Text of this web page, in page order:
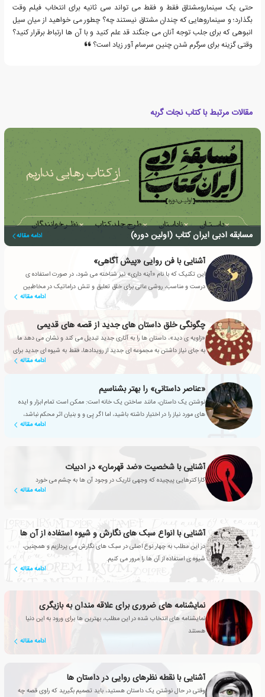
حتی یک سینمارومشتاق فقط و فقط می تواند سی ثانیه برای انتخاب فیلم وقت
بگذارد؛ و سینماروهایی که چندان مشتاق نیستند چه؟ چطور می خواهید از میان سیل
انبوهی که برای جلب توجه آنان می جنگند قد علم کنید و با آن ها ارتباط برقرار کنید؟
وقتی گزینه برای سرگرم شدن چنین سرسام آور زیاد است؟
مقالات مرتبط با کتاب نجات گربه
مسابقه ادبی ایران کتاب (اولین دوره) ادامه مقاله
آشنایی با فن روایی «پیش آگاهی»
این تکنیک که با نام «آینه داری» نیز شناخته می شود، در صورت استفاده ی
درست و مناسب، روشی عالی برای خلق تعلیق و تنش دراماتیک در مخاطبین
ادامه مقاله
چگونگی خلق داستان های جدید از قصه های قدیمی
«زاویه ی دید»، داستان ها را به آثاری جدید تبدیل می کند و نشان می دهد ما
به جای نیاز داشتن به مجموعه ای جدید از رویدادها، فقط به شیوه ای جدید برای
ادامه مقاله
«عناصر داستانی» را بهتر بشناسیم
نوشتن یک داستان، مانند ساختن یک خانه است: ممکن است تمام ابزار و ایده
های مورد نیاز را در اختیار داشته باشید، اما اگر پِی و و بنیان اثر محکم نباشد،
ادامه مقاله
آشنایی با شخصیت «ضد قهرمان» در ادبیات
کاراکترهایی پیچیده که وجهی تاریک در وجود آن ها به چشم می خورد
ادامه مقاله
آشنایی با انواع سبک های نگارش و شیوه استفاده از آن ها
در این مطلب به چهار نوع اصلی در سبک های نگارش می پردازیم و همچنین،
شیوه ی استفاده از آن ها را مرور می کنیم.
ادامه مقاله
نمایشنامه های ضروری برای علاقه مندان به بازیگری
نمایشنامه های انتخاب شده در این مطلب، بهترین ها برای ورود به این دنیا
هستند
ادامه مقاله
آشنایی با نقطه نظرهای روایی در داستان ها
وقتی در حال نوشتن یک داستان هستید، باید تصمیم بگیرید که راوی قصه چه